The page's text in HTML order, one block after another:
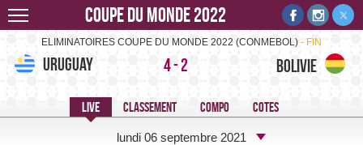
Coupe du monde 2022
Uruguay-Bolivie -
ELIMINATOIRES COUPE DU MONDE 2022 (CONMEBOL)
FIN
Uruguay 4-2 Bolivie
lundi 06 septembre 2021